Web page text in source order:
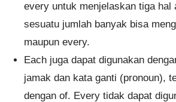
every untuk menjelaskan tiga hal
sesuatu jumlah banyak bisa
maupun every.
Each juga dapat digunakan
jamak dan kata ganti (pronoun),
dengan of. Every tidak dapat